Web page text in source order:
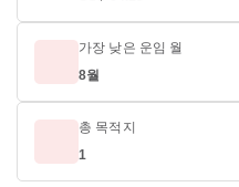
가장 낮은 운임 월
8월
총 목적지
1